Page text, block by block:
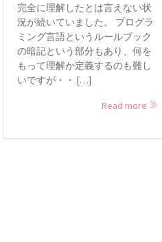
完全に理解したとは言えない状
況が続いていました。 プログラ
ミング言語というルールブック
の暗記という部分もあり、何を
もって理解か定義するのも難し
いですが・・ […]
Read more